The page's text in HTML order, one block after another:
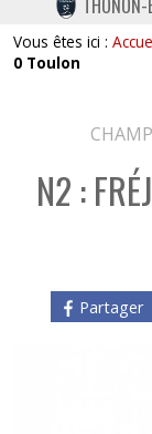
TWITTER
INSTAGRAM
THONON-
Vous êtes ici :
0 Toulon
N2 :
Partager